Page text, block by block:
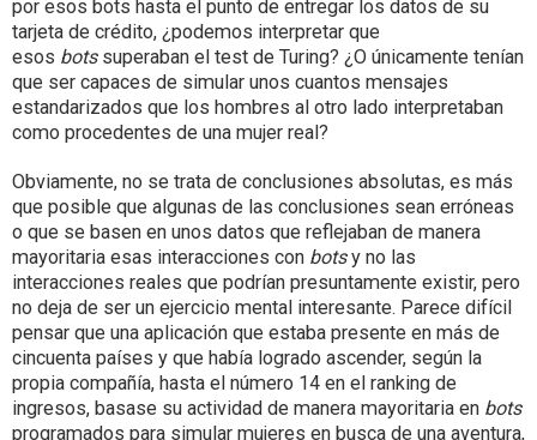
por esos bots hasta el punto de entregar los datos de su
tarjeta de crédito, ¿podemos interpretar que
esos bots superaban el test de Turing? ¿O únicamente tenían
que ser capaces de simular unos cuantos mensajes
estandarizados que los hombres al otro lado interpretaban
como procedentes de una mujer real?
Obviamente, no se trata de conclusiones absolutas, es más
que posible que algunas de las conclusiones sean erróneas
o que se basen en unos datos que reflejaban de manera
mayoritaria esas interacciones con botsy no las
interacciones reales que podrían presuntamente existir, pero
no deja de ser un ejercicio mental interesante. Parece difícil
pensar que una aplicación que estaba presente en más de
cincuenta países y que había logrado ascender, según la
propia compañía, hasta el número 14 en el ranking de
ingresos, basase su actividad de manera mayoritaria en bots
programados para simular mujeres en busca de una aventura,